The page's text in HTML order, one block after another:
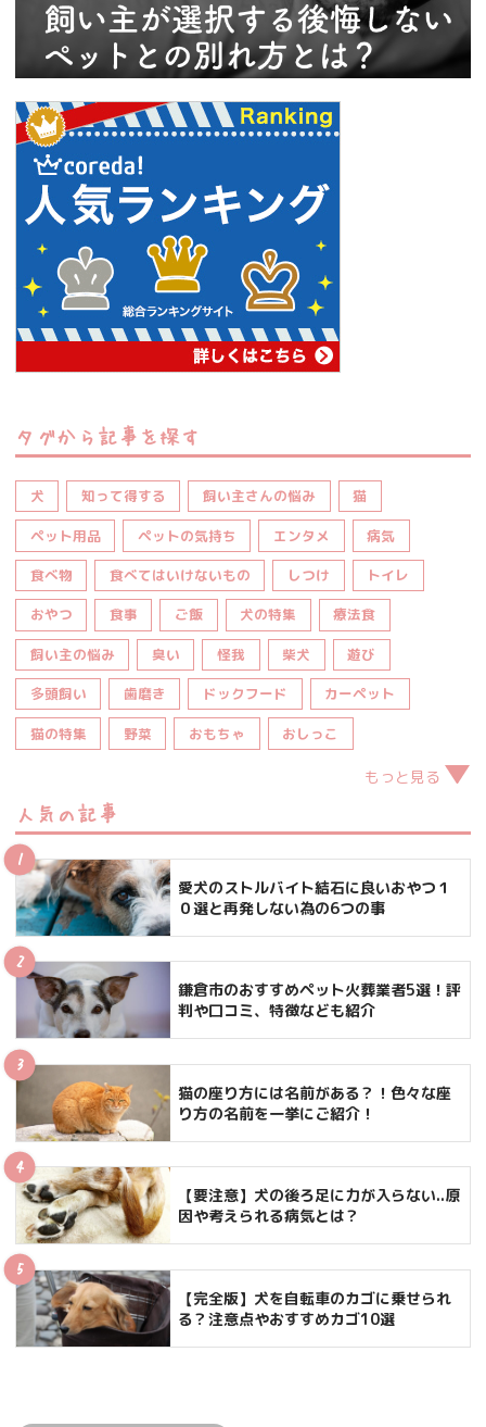
タグから記事を探す
犬 知って得する 飼い主さんの悩み 猫
ペット用品 ペットの気持ち エンタメ 病気
食べ物 食べてはいけないもの しつけ トイレ
おやつ 食事 ご飯 犬の特集 療法食
飼い主の悩み 臭い 怪我 柴犬 遊び
多頭飼い 歯磨き ドックフード カーペット
猫の特集 野菜 おもちゃ おしっこ
もっと見る
人気の記事
愛犬のストルバイト結石に良いおやつ１
０選と再発しない為の6つの事
鎌倉市のおすすめペット火葬業者5選！評
判や口コミ、特徴なども紹介
猫の座り方には名前がある？！色々な座
り方の名前を一挙にご紹介！
【要注意】犬の後ろ足に力が入らない..原
因や考えられる病気とは？
【完全版】犬を自転車のカゴに乗せられ
る？注意点やおすすめカゴ10選